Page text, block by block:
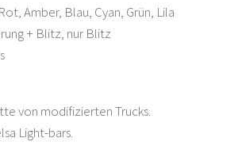
Amber, Blau, Cyan, Grün, Lila
+ Blitz, nur Blitz
von modifizierten Trucks.
Light-bars.